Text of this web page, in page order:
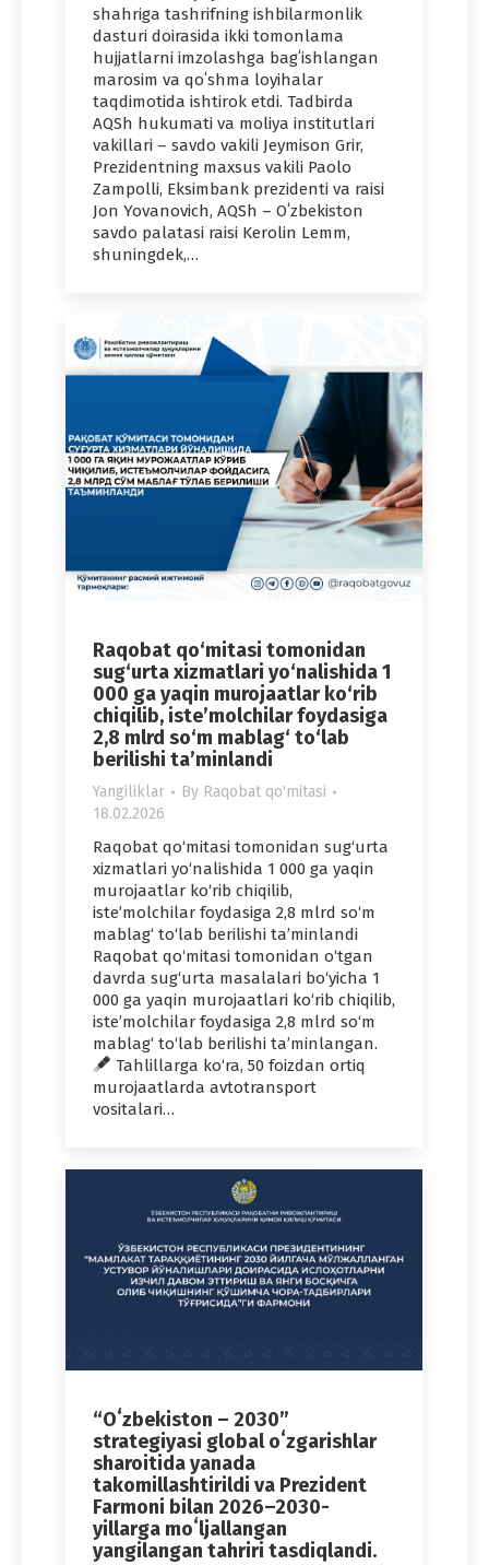
shahriga tashrifning ishbilarmonlik
dasturi doirasida ikki tomonlama
hujjatlarni imzolashga bagʻishlangan
marosim va qoʻshma loyihalar
taqdimotida ishtirok etdi. Tadbirda
AQSh hukumati va moliya institutlari
vakillari – savdo vakili Jeymison Grir,
Prezidentning maxsus vakili Paolo
Zampolli, Eksimbank prezidenti va raisi
Jon Yovanovich, AQSh – Oʻzbekiston
savdo palatasi raisi Kerolin Lemm,
shuningdek,…
Raqobat qo‘mitasi tomonidan
sug‘urta xizmatlari yo‘nalishida 1
000 ga yaqin murojaatlar ko‘rib
chiqilib, iste’molchilar foydasiga
2,8 mlrd so‘m mablag‘ to‘lab
berilishi ta’minlandi
Yangiliklar By Raqobat qo'mitasi
18.02.2026
Raqobat qo‘mitasi tomonidan sug‘urta
xizmatlari yo‘nalishida 1 000 ga yaqin
murojaatlar ko‘rib chiqilib,
iste’molchilar foydasiga 2,8 mlrd so‘m
mablag‘ to‘lab berilishi ta’minlandi
Raqobat qo‘mitasi tomonidan o‘tgan
davrda sug‘urta masalalari bo‘yicha 1
000 ga yaqin murojaatlari ko‘rib chiqilib,
iste’molchilar foydasiga 2,8 mlrd so‘m
mablag‘ to‘lab berilishi ta’minlangan.
Tahlillarga ko‘ra, 50 foizdan ortiq
murojaatlarda avtotransport
vositalari…
“Oʻzbekiston – 2030”
strategiyasi global oʻzgarishlar
sharoitida yanada
takomillashtirildi va Prezident
Farmoni bilan 2026–2030-
yillarga moʻljallangan
yangilangan tahriri tasdiqlandi.